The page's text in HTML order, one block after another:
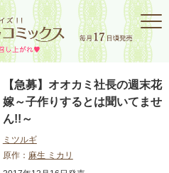
【急募】オオカミ社長の週末花
嫁～子作りするとは聞いてませ
ん!!～
ミツルギ
原作： 麻生 ミカリ